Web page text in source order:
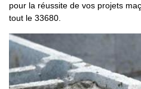
pour la réussite de vos projets
tout le 33680.